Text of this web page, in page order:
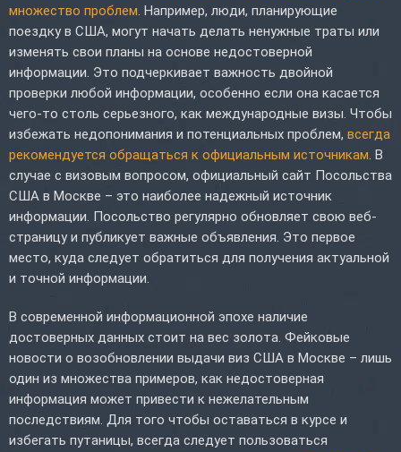
множество проблем . Например, люди, планирующие
поездку в США, могут начать делать ненужные траты или
изменять свои планы на основе недостоверной
информации. Это подчеркивает важность двойной
проверки любой информации, особенно если она касается
чего-то столь серьезного, как международные визы. Чтобы
избежать недопонимания и потенциальных проблем, всегда
рекомендуется обращаться к официальным источникам . В
случае с визовым вопросом, официальный сайт Посольства
США в Москве – это наиболее надежный источник
информации. Посольство регулярно обновляет свою веб-
страницу и публикует важные объявления. Это первое
место, куда следует обратиться для получения актуальной
и точной информации.
В современной информационной эпохе наличие
достоверных данных стоит на вес золота. Фейковые
новости о возобновлении выдачи виз США в Москве – лишь
один из множества примеров, как недостоверная
информация может привести к нежелательным
последствиям. Для того чтобы оставаться в курсе и
избегать путаницы, всегда следует пользоваться